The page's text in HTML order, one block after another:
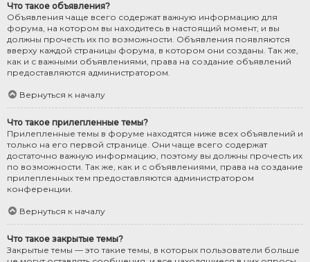
Что такое объявления?
Объявления чаще всего содержат важную информацию для
форума, на котором вы находитесь в настоящий момент, и вы
должны прочесть их по возможности. Объявления появляются
вверху каждой страницы форума, в котором они созданы. Так же,
как и с важными объявлениями, права на создание объявлений
предоставляются администратором.
Вернуться к началу
Что такое прилепленные темы?
Прилепленные темы в форуме находятся ниже всех объявлений и
только на его первой странице. Они чаще всего содержат
достаточно важную информацию, поэтому вы должны прочесть их
по возможности. Так же, как и с объявлениями, права на создание
прилепленных тем предоставляются администратором
конференции.
Вернуться к началу
Что такое закрытые темы?
Закрытые темы — это такие темы, в которых пользователи больше